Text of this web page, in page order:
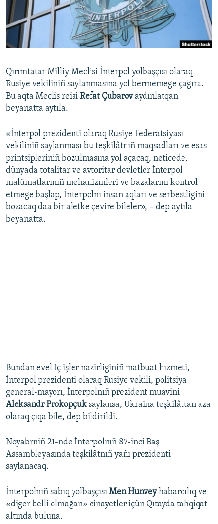
Русский
Українською
RFE/RS bütün saytları
Qırımtatar Milliy Meclisi İnterpol yolbaşçısı olaraq
Rusiye vekiliniñ saylanmasına yol bermemege çağıra.
Bu aqta Meclis reisi Refat Çubarovaydınlatqan
beyanatta aytıla.
«İnterpol prezidenti olaraq Rusiye Federatsiyası
vekiliniñ saylanması bu teşkilâtnıñ maqsadları ve esas
printsipleriniñ bozulmasına yol açacaq, neticede,
dünyada totalitar ve avtoritar devletler İnterpol
malümatlarınıñ mehanizmleri ve bazalarını kontrol
etmege başlap, İnterpolnı insan aqları ve serbestligini
bozacaq daa bir aletke çevire bileler», – dep aytıla
beyanatta.
Bundan evel İç işler nazirliginiñ matbuat hızmeti,
İnterpol prezidenti olaraq Rusiye vekili, politsiya
general-mayorı, İnterpolnıñ prezident muavini
Aleksandr Prokopçuksaylansa, Ukraina teşkilâttan aza
olaraq çıqa bile, dep bildirildi.
Noyabrniñ 21-nde İnterpolnıñ 87-inci Baş
Assambleyasında teşkilâtnıñ yañı prezidenti
saylanacaq.
İnterpolnıñ sabıq yolbaşçısı Men Hunveyhabarcılıq ve
«diger belli olmağan» cinayetler içün Qıtayda tahqiqat
altında buluna.